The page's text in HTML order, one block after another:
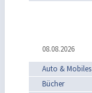
08.08.2026
Auto & Mobiles
Bücher